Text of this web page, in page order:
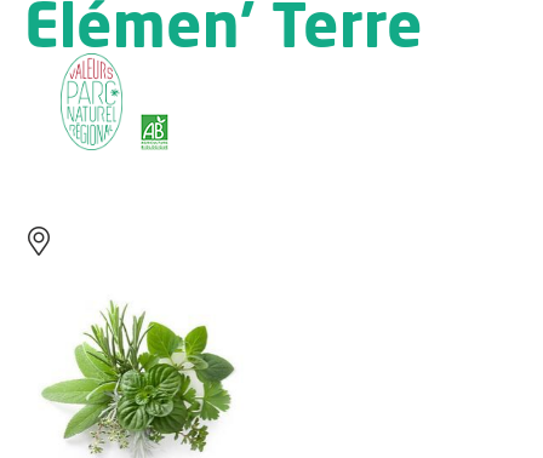
Élémen’ Terre